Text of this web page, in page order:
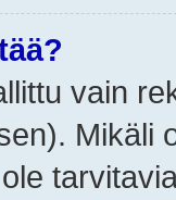
vain
Mikäli